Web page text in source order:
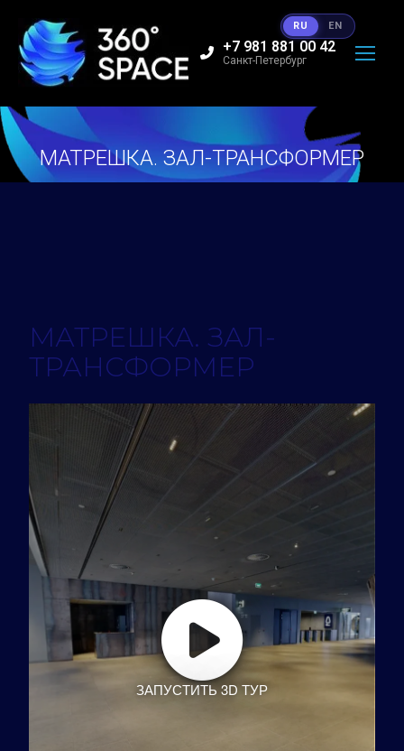
+7 981 881 00 42
Санкт-Петербург
МАТРЕШКА. ЗАЛ-ТРАНСФОРМЕР
Вы здесь:
МАТРЕШКА. ЗАЛ-
ТРАНСФОРМЕР
ЗАПУСТИТЬ 3D ТУР
RU EN